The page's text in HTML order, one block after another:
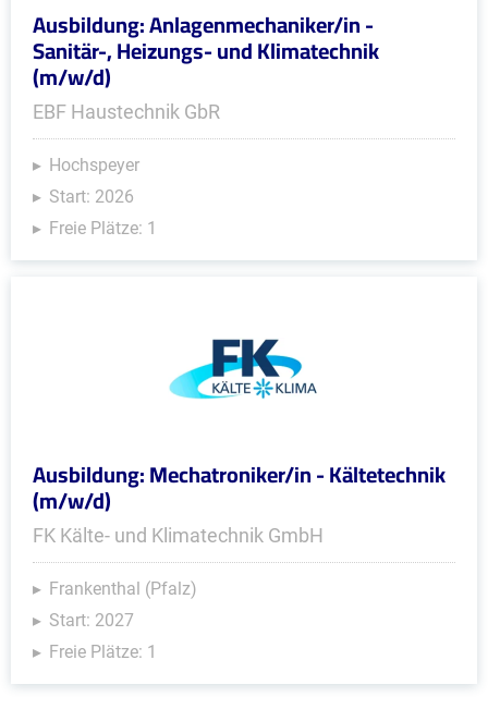
Ausbildung: Anlagenmechaniker/in -
Sanitär-, Heizungs- und Klimatechnik
(m/w/d)
EBF Haustechnik GbR
Hochspeyer
Start: 2026
Freie Plätze: 1
Ausbildung: Mechatroniker/in - Kältetechnik
(m/w/d)
FK Kälte- und Klimatechnik GmbH
Frankenthal (Pfalz)
Start: 2027
Freie Plätze: 1